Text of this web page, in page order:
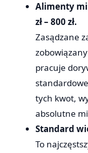
Alimenty
zł – 800 zł.
Zasądzane
pracuje
tych kwot,
absolutne
Standard
To